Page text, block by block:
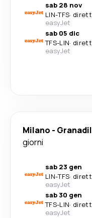
sab 28 nov
LIN-TFS·
easyJet
sab 05 dic
TFS-LIN·
easyJet
Milano -
giorni
sab 23 gen
LIN-TFS·
easyJet
sab 30 gen
TFS-LIN·
easyJet